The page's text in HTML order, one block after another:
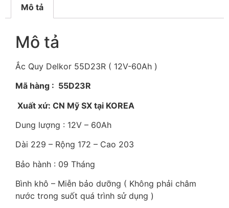
Mô tả
Mô tả
Ắc Quy Delkor 55D23R ( 12V-60Ah )
Mã hàng : 55D23R
Xuất xứ: CN Mỹ SX tại KOREA
Dung lượng : 12V – 60Ah
Dài 229 – Rộng 172 – Cao 203
Bảo hành : 09 Tháng
Bình khô – Miễn bảo dưỡng ( Không phải châm
nước trong suốt quá trình sử dụng )